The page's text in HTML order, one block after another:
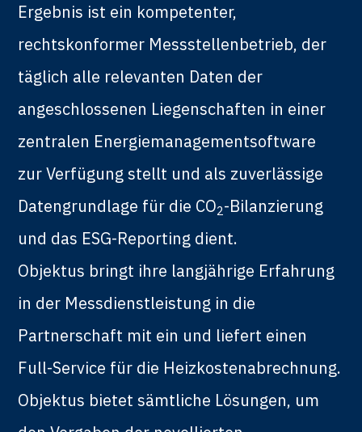
Ergebnis ist ein kompetenter,
rechtskonformer Messstellenbetrieb, der
täglich alle relevanten Daten der
angeschlossenen Liegenschaften in einer
zentralen Energiemanagementsoftware
zur Verfügung stellt und als zuverlässige
Datengrundlage für die CO2-Bilanzierung
und das ESG-Reporting dient.
Objektus bringt ihre langjährige Erfahrung
in der Messdienstleistung in die
Partnerschaft mit ein und liefert einen
Full-Service für die Heizkostenabrechnung.
Objektus bietet sämtliche Lösungen, um